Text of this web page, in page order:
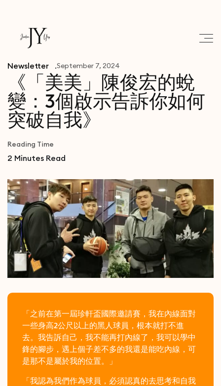
Newsletter September 7, 2024
《「美美」陳俊宏的蛻
變：3個啟示告訴你如何
突破自我》
Reading Time
2 Minutes Read
「之前在第一屆珍軒盃國際邀請賽，我在內線面對
一些身高2公尺以上的黑人球員，根本就打不進
去。我告訴自己，我不能再打內線了，我可以學中
鋒的腳步，遇上個子差不多的我還是能吃內線，可
是那不是屬於我的位置。」
「我認為我們作為球員，必須認真的去思考和自我